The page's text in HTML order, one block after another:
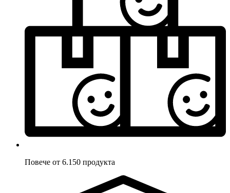
Повече от 6.150 продукта